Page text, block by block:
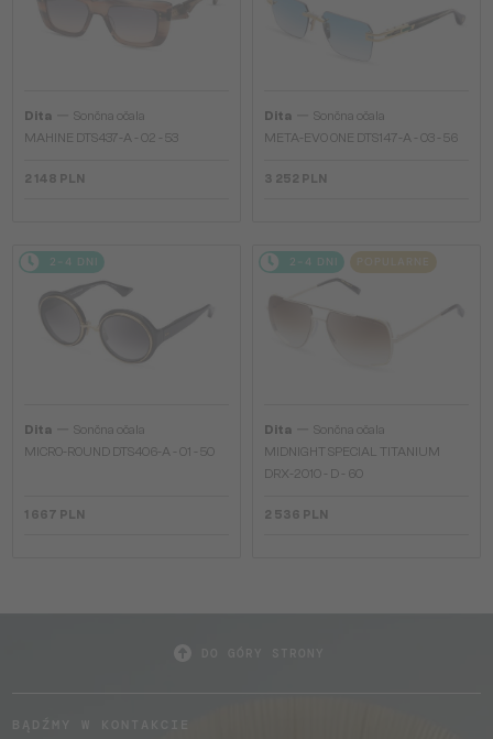
Dita
Sončna očala
MAHINE DTS437-A - 02 - 53
2 148 PLN
Dita
Sončna očala
META-EVO ONE DTS147-A - 03 - 56
3 252 PLN
2-4 DNI
Dita
Sončna očala
MICRO-ROUND DTS406-A - 01 - 50
1 667 PLN
2-4 DNI
Dita
Sončna očala
MIDNIGHT SPECIAL TITANIUM
DRX-2010 - D - 60
2 536 PLN